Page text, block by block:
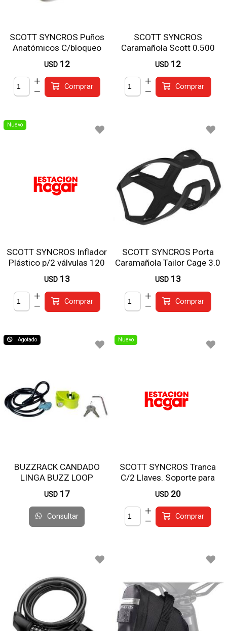
SCOTT SYNCROS Puños
Anatómicos C/bloqueo
USD 12
Comprar
SCOTT SYNCROS
Caramañola Scott 0.500
Lts Varios Colores
USD 12
Comprar
Nuevo
SCOTT SYNCROS Inflador
Plástico p/2 válvulas 120
psi c/sop.
USD 13
Comprar
SCOTT SYNCROS Porta
Caramañola Tailor Cage 3.0
Negro/Gris
USD 13
Comprar
Agotado
BUZZRACK CANDADO
LINGA BUZZ LOOP
USD 17
Consultar
Nuevo
SCOTT SYNCROS Tranca
C/2 Llaves. Soporte para
Bici
USD 20
Comprar